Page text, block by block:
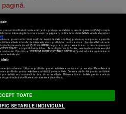
pagină
Cookies Contact
BUSINESSMEX S.A.
precum identificatorii cookie unici pentru prelucrarea datelor cu caracter personal. Puteți accepta
unui interes legitim în orice moment pe pagina cu politica de confidențialitate. Aceste alegeri vor
precum si furnizorii nostri de servicii de date analitice) prelucram date pentru a permite
afisate in functie de interesele si/sau profilul dvs., pentru a va oferi functionalitati aferente
prevazute de art. 15-22 din GDPR in legatura cu prelucrarea datelor cu caracter personal.
TOATE”, acceptati folosirea tuturor Tehnologiilor de tip Cookie, care implica inclusiv acceptul
Prin click pe “VREAU SA MODIFIC SETARILE INDIVIDUAL” puteti schimba preferintele in
website-ului.
oferi:
reclamelor. Utilizarea profilurilor pentru selectarea conținutului personalizat. Dezvoltarea și
profilurilor pentru selectarea publicității personalizate. Crearea profilurilor pentru publicitate
statistici sau combinații de date din surse diferite. Utilizarea datelor limitate pentru a selecta
de geolocație și identificarea prin scanarea dispozitivului.
TOATE
SETARILE INDIVIDUAL